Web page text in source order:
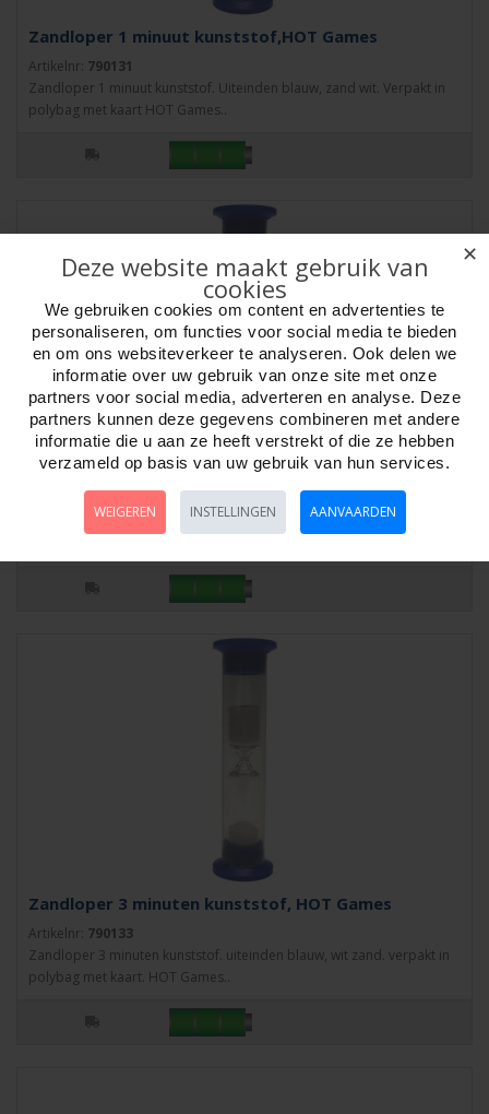
Zandloper 1 minuut kunststof,HOT Games
Artikelnr: 790131
Zandloper 1 minuut kunststof. Uiteinden blauw, zand wit. Verpakt in
polybag met kaart HOT Games..
Zandloper 2 minuten kunststof,HOT Games
Artikelnr:
Zandloper 2 minuten kunststof,uiteinden blauw, wit zand. verpakt in
Zandloper 3 minuten kunststof, HOT Games
Artikelnr: 790133
Zandloper 3 minuten kunststof. uiteinden blauw, wit zand. verpakt in
polybag met kaart. HOT Games..
✕
Deze website maakt gebruik van
cookies
We gebruiken cookies om content en advertenties te
personaliseren, om functies voor social media te bieden
en om ons websiteverkeer te analyseren. Ook delen we
informatie over uw gebruik van onze site met onze
partners voor social media, adverteren en analyse. Deze
partners kunnen deze gegevens combineren met andere
informatie die u aan ze heeft verstrekt of die ze hebben
verzameld op basis van uw gebruik van hun services.
WEIGEREN INSTELLINGEN AANVAARDEN